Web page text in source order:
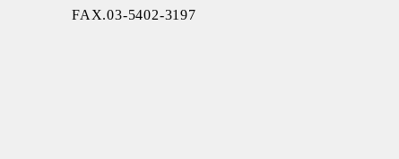
FAX.03-5402-3197